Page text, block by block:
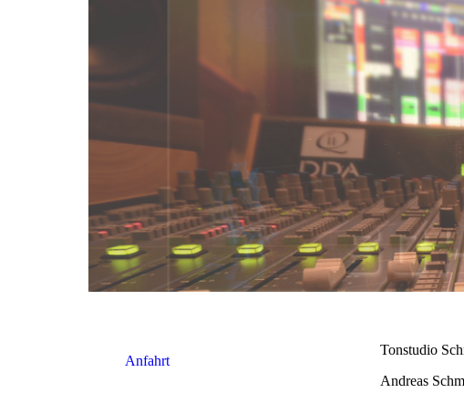
Anfahrt
Tonstudio
Andreas